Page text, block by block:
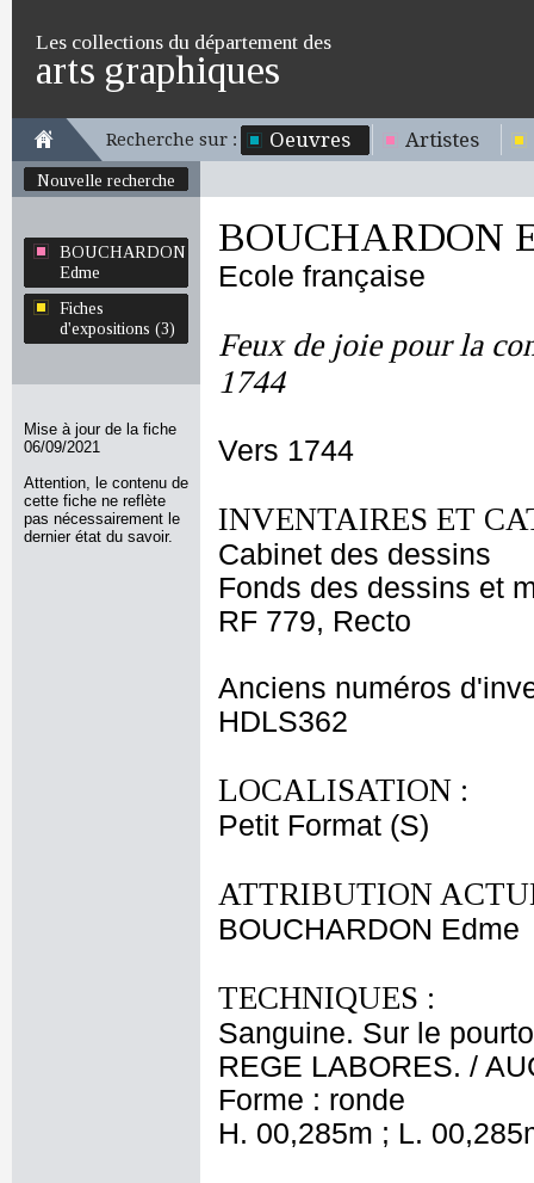
Les collections du département des
arts graphiques
Recherche sur : Oeuvres Artistes
Nouvelle recherche
BOUCHARDON
Edme
Fiches
d'expositions (3)
Mise à jour de la fiche
06/09/2021
Attention, le contenu de
cette fiche ne reflète
pas nécessairement le
dernier état du savoir.
BOUCHARDON
Ecole française
Feux de joie pour la
1744
Vers 1744
INVENTAIRES ET
Cabinet des dessins
Fonds des dessins et
RF 779, Recto
Anciens numéros
HDLS362
LOCALISATION :
Petit Format (S)
ATTRIBUTION
BOUCHARDON Edme
TECHNIQUES :
Sanguine. Sur le
REGE LABORES. /
Forme : ronde
H. 00,285m ; L.